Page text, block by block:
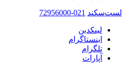
لست‌سکند 021-72956000
لینکدین
اینستاگرام
تلگرام
آپارات